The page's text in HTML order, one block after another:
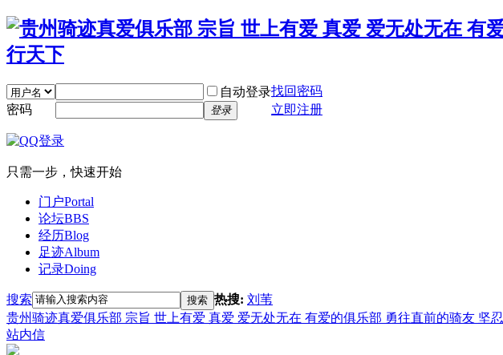
自动登录找回密码
密码
登录 立即注册
只需一步，快速开始
门户Portal
论坛BBS
经历Blog
足迹Album
记录Doing
搜索 搜索 热搜: 刘苇
贵州骑迹真爱俱乐部 宗旨 世上有爱 真爱 爱无处无在 有爱的俱乐部 勇往直前的骑友 坚
站内信